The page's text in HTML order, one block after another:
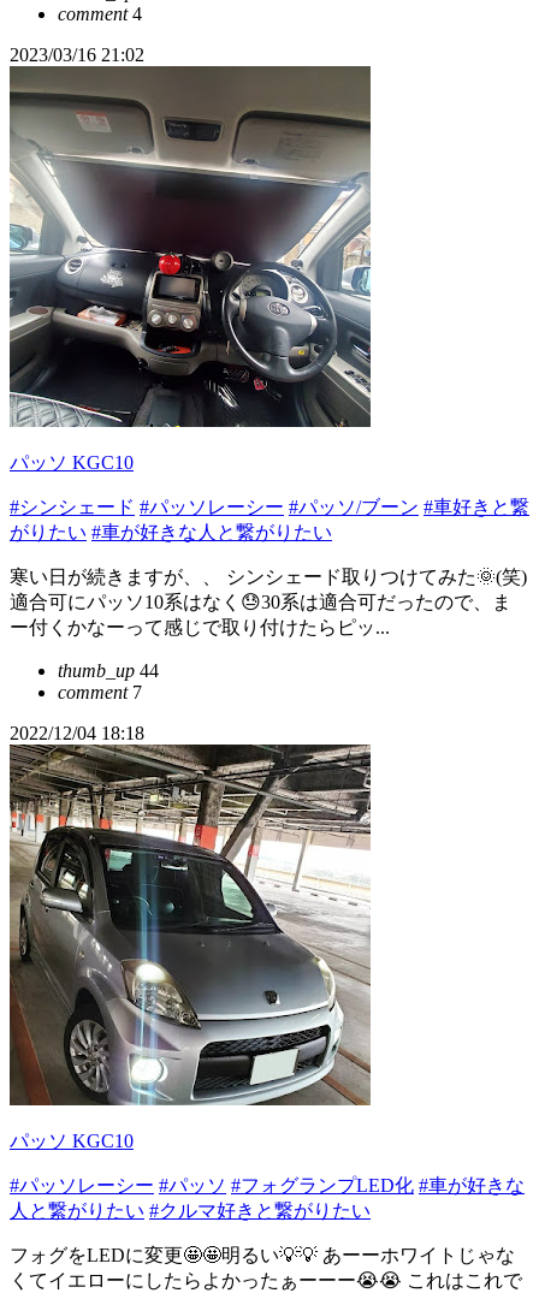
comment4
2023/03/16 21:02
パッソ KGC10
#シンシェード #パッソレーシー #パッソ/ブーン #車好きと繋
がりたい #車が好きな人と繋がりたい
寒い日が続きますが、、 シンシェード取りつけてみた🌞(笑)
適合可にパッソ10系はなく😓30系は適合可だったので、ま
ー付くかなーって感じで取り付けたらピッ...
thumb_up 44
comment7
2022/12/04 18:18
パッソ KGC10
#パッソレーシー #パッソ #フォグランプLED化 #車が好きな
人と繋がりたい #クルマ好きと繋がりたい
フォグをLEDに変更🤩🤩明るい💡💡 あーーホワイトじゃな
くてイエローにしたらよかったぁーーー😭😭 これはこれで